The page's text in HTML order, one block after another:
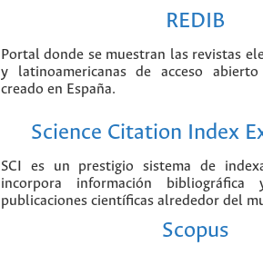
REDIB
Portal donde se muestran las revistas
y latinoamericanas de acceso
creado en España.
Science Citation Index
SCI es un prestigio sistema de
incorpora información
publicaciones científicas alrededor del
Scopus